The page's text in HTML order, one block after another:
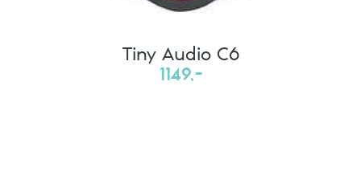
Tiny Audio C6
1149,-